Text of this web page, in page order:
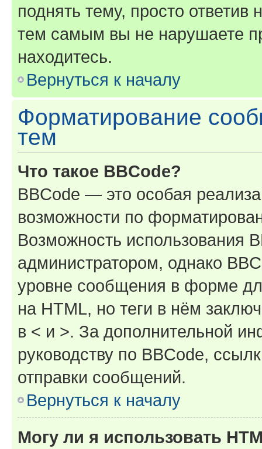
поднять тему, просто ответив
тем самым вы не нарушаете
находитесь.
Вернуться к началу
Форматирование
тем
Что такое BBCode?
BBCode — это особая
возможности по
Возможность использования
администратором, однако
уровне сообщения в форме
на HTML, но теги в нём
в < и >. За дополнительной
руководству по BBCode,
отправки сообщений.
Вернуться к началу
Могу ли я использовать